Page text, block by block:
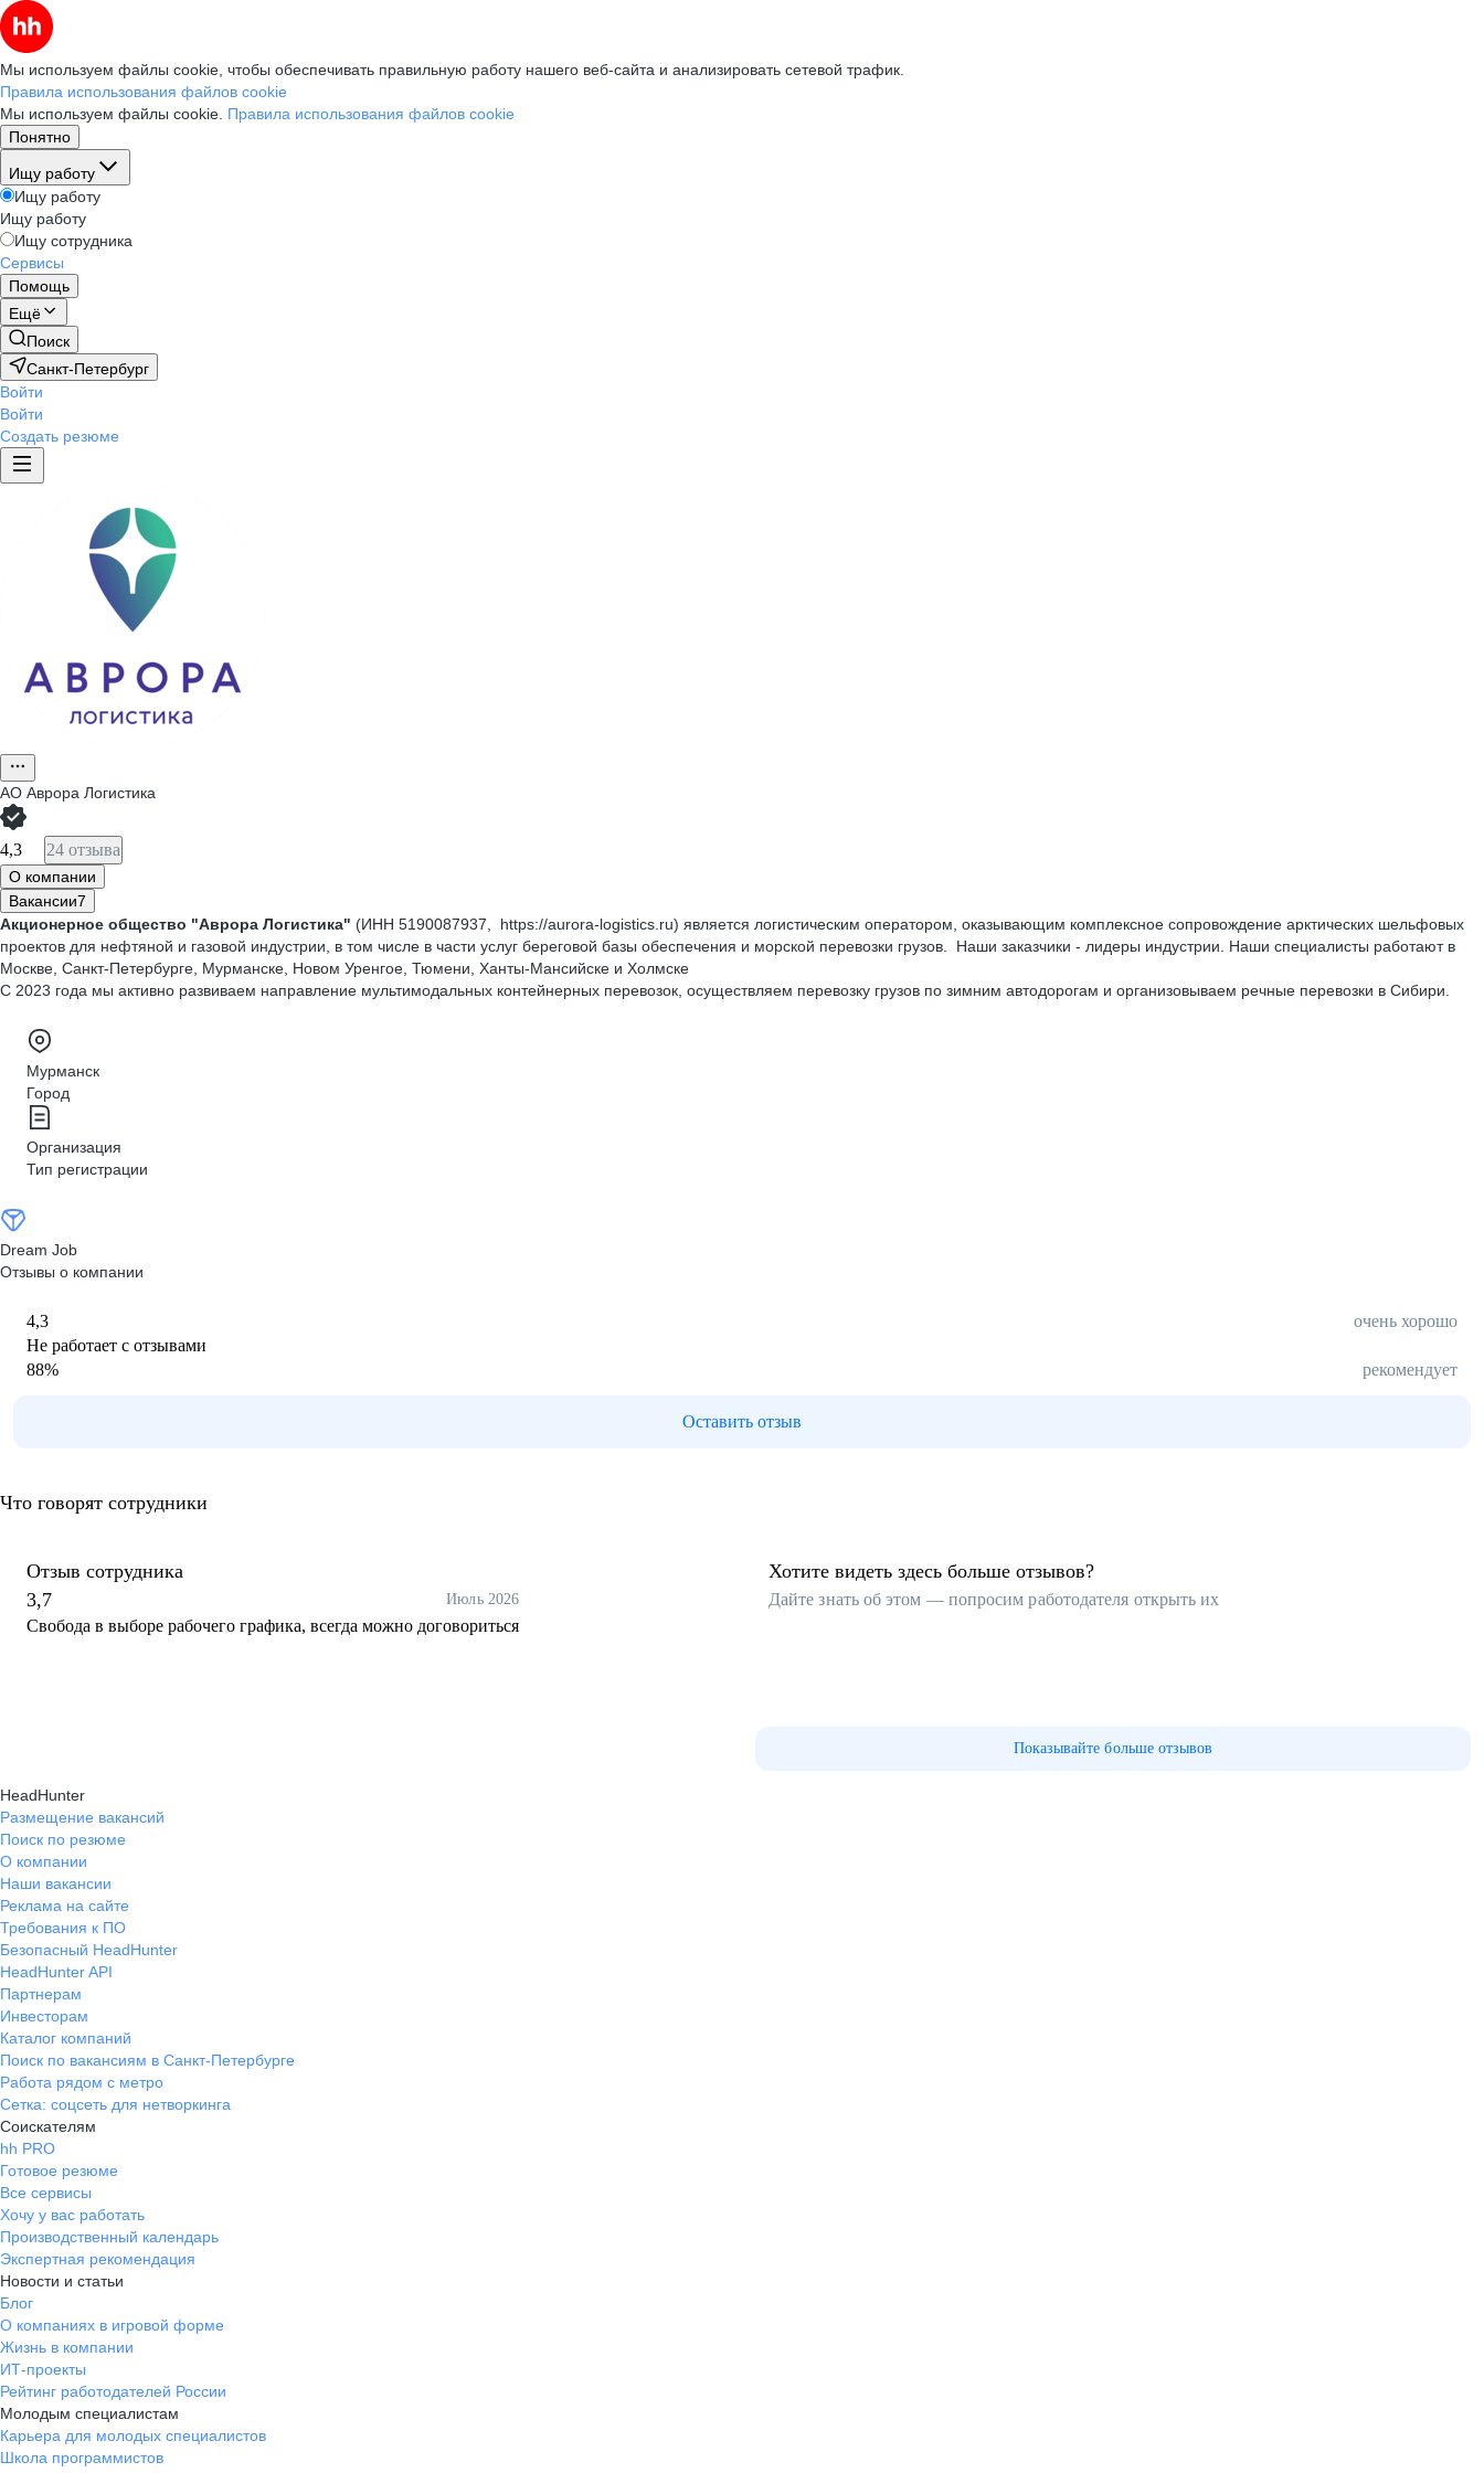
Мы используем файлы cookie, чтобы обеспечивать правильную работу нашего веб-сайта и анализировать сетевой трафик.
Правила использования файлов cookie
Мы используем файлы cookie. Правила использования файлов cookie
Понятно
Ищу работу
Ищу работу
Ищу работу
Ищу сотрудника
Сервисы
Помощь
Ещё
Поиск
Санкт-Петербург
Войти
Войти
Создать резюме
АО Аврора Логистика
4,3 24 отзыва
О компании
Вакансии7
Акционерное общество "Аврора Логистика" (ИНН 5190087937, https://aurora-logistics.ru) является логистическим оператором, оказывающим комплексное сопровождение арктических шельфовых
проектов для нефтяной и газовой индустрии, в том числе в части услуг береговой базы обеспечения и морской перевозки грузов. Наши заказчики - лидеры индустрии. Наши специалисты работают в
Москве, Санкт-Петербурге, Мурманске, Новом Уренгое, Тюмени, Ханты-Мансийске и Холмске
С 2023 года мы активно развиваем направление мультимодальных контейнерных перевозок, осуществляем перевозку грузов по зимним автодорогам и организовываем речные перевозки в Сибири.
Мурманск
Город
Организация
Тип регистрации
Dream Job
Отзывы о компании
4,3
очень хорошо
Не работает с отзывами
88% рекомендует
Оставить отзыв
Что говорят сотрудники
Отзыв сотрудника
3,7
Июль 2026
Свобода в выборе рабочего графика, всегда можно договориться
Хотите видеть здесь больше отзывов?
Дайте знать об этом — попросим работодателя открыть их
Показывайте больше отзывов
HeadHunter
Размещение вакансий
Поиск по резюме
О компании
Наши вакансии
Реклама на сайте
Требования к ПО
Безопасный HeadHunter
HeadHunter API
Партнерам
Инвесторам
Каталог компаний
Поиск по вакансиям в Санкт-Петербурге
Работа рядом с метро
Сетка: соцсеть для нетворкинга
Соискателям
hh PRO
Готовое резюме
Все сервисы
Хочу у вас работать
Производственный календарь
Экспертная рекомендация
Новости и статьи
Блог
О компаниях в игровой форме
Жизнь в компании
ИТ-проекты
Рейтинг работодателей России
Молодым специалистам
Карьера для молодых специалистов
Школа программистов